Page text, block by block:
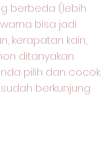
berbeda (lebih
bisa jadi
kerapatan kain,
ditanyakan
pilih dan cocok
berkunjung